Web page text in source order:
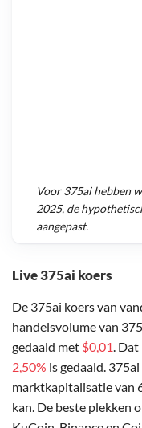
Live 375ai koers
De 375ai koers van
handelsvolume van
gedaald met $0,01.
2,50% is gedaald.
marktkapitalisatie van
kan. De beste plekken
Voor375aihebben
2025, de
aangepast.